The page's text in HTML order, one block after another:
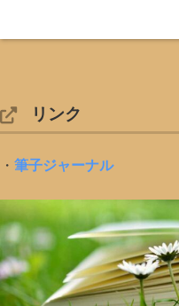
リンク
・ 筆子ジャーナル